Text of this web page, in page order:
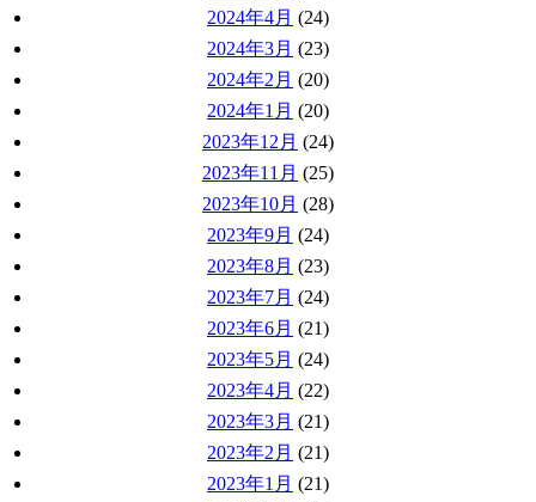
2024年4月 (24)
2024年3月 (23)
2024年2月 (20)
2024年1月 (20)
2023年12月 (24)
2023年11月 (25)
2023年10月 (28)
2023年9月 (24)
2023年8月 (23)
2023年7月 (24)
2023年6月 (21)
2023年5月 (24)
2023年4月 (22)
2023年3月 (21)
2023年2月 (21)
2023年1月 (21)